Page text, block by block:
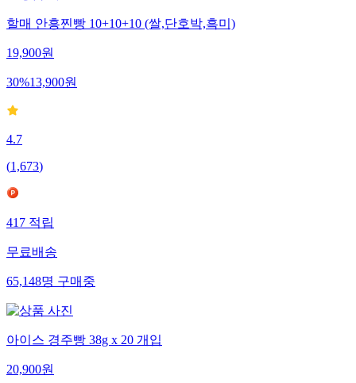
할매 안흥찐빵 10+10+10 (쌀,단호박,흑미)
19,900원
30%13,900원
4.7
(1,673)
417적립
무료배송
65,148명구매중
아이스 경주빵 38g x 20 개입
20,900원